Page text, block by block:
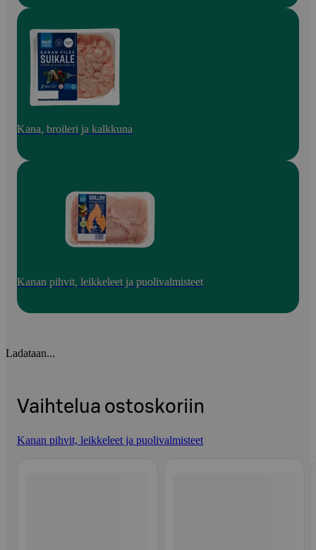
Kana, broileri ja kalkkuna
Kanan pihvit, leikkeleet ja puolivalmisteet
Ladataan...
Vaihtelua ostoskoriin
Kanan pihvit, leikkeleet ja puolivalmisteet